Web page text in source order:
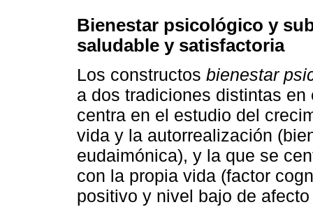
Bienestar psicológico y
saludable y satisfactoria
Los constructos bienestar
a dos tradiciones distintas
centra en el estudio del
vida y la autorrealización
eudaimónica), y la que se
con la propia vida (factor
positivo y nivel bajo de